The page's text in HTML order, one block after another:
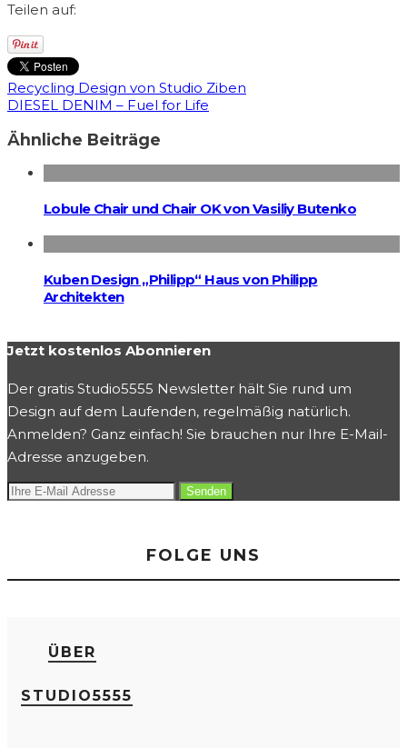
Teilen auf:
Recycling Design von Studio Ziben
DIESEL DENIM – Fuel for Life
Ähnliche Beiträge
Lobule Chair und Chair OK von Vasiliy Butenko
Kuben Design „Philipp“ Haus von Philipp
Architekten
Jetzt kostenlos Abonnieren
Der gratis Studio5555 Newsletter hält Sie rund um
Design auf dem Laufenden, regelmäßig natürlich.
Anmelden? Ganz einfach! Sie brauchen nur Ihre E-Mail-
Adresse anzugeben.
FOLGE UNS
ÜBER
STUDIO5555